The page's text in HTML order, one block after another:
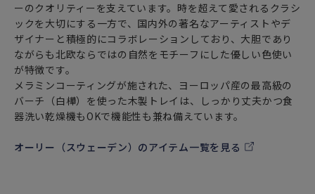
ーのクオリティーを支えています。時を超えて愛されるクラシ
ックを大切にする一方で、国内外の著名なアーティストやデ
ザイナーと積極的にコラボレーションしており、大胆であり
ながらも北欧ならではの自然をモチーフにした優しい色使い
が特徴です。
メラミンコーティングが施された、ヨーロッパ産の最高級の
バーチ（白樺）を使った木製トレイは、しっかり丈夫かつ食
器洗い乾燥機もOKで機能性も兼ね備えています。
オーリー（スウェーデン）のアイテム一覧を見る